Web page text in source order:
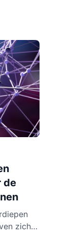
de
zich
Enkele